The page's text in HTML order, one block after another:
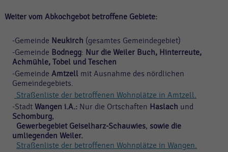
Weiter vom Abkochgebot betroffene Gebiete:
-Gemeinde Neukirch (gesamtes Gemeindegebiet)
-Gemeinde Bodnegg: Nur die Weiler Buch, Hinterreute,
Achmühle, Tobel und Teschen
-Gemeinde Amtzellmit Ausnahme des nördlichen
Gemeindegebiets.
Straßenliste der betroffenen Wohnplätze in Amtzell.
-Stadt Wangen i.A.: Nur die Ortschaften Haslach und
Schomburg,
Gewerbegebiet Geiselharz-Schauwies, sowie die
umliegenden Weiler.
Straßenliste der betroffenen Wohnplätze in Wangen.